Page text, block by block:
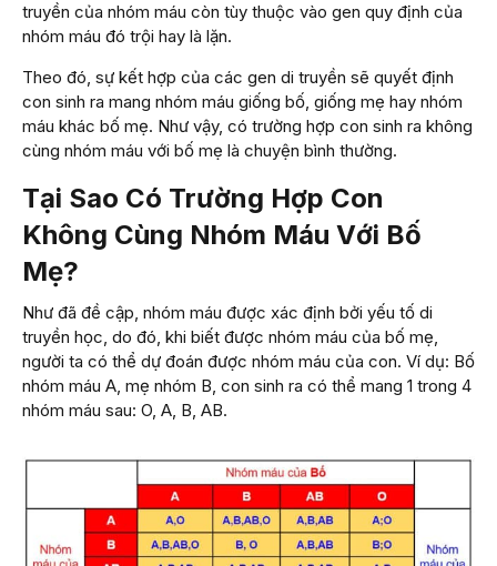
truyền của nhóm máu còn tùy thuộc vào gen quy định của
nhóm máu đó trội hay là lặn.
Theo đó, sự kết hợp của các gen di truyền sẽ quyết định
con sinh ra mang nhóm máu giống bố, giống mẹ hay nhóm
máu khác bố mẹ. Như vậy, có trường hợp con sinh ra không
cùng nhóm máu với bố mẹ là chuyện bình thường.
Tại Sao Có Trường Hợp Con
Không Cùng Nhóm Máu Với Bố
Mẹ?
Như đã đề cập, nhóm máu được xác định bởi yếu tố di
truyền học, do đó, khi biết được nhóm máu của bố mẹ,
người ta có thể dự đoán được nhóm máu của con. Ví dụ: Bố
nhóm máu A, mẹ nhóm B, con sinh ra có thể mang 1 trong 4
nhóm máu sau: O, A, B, AB.